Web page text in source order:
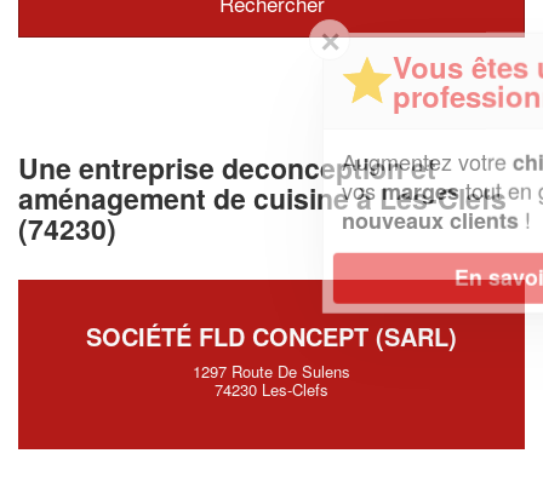
Une entreprise deconception et
aménagement de cuisine à Les-Clefs
(74230)
SOCIÉTÉ FLD CONCEPT (SARL)
1297 Route De Sulens
74230 Les-Clefs
✕
Vous êtes un
professionnel ?
Augmentez votrechiffre d'affaireset
vosmargestout en gagnant de
nouveaux clients!
En savoir plus